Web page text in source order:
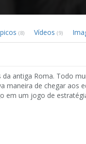
(8) Vídeos (9)
antiga Roma. Todo
de chegar aos
um jogo de